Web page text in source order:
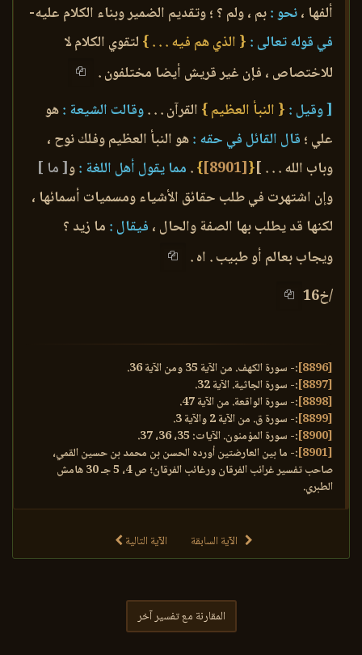
ألفها ،نحو :بم ، ولم ؟ ؛ وتقديم الضمير وبناء الكلام عليه-
في قوله تعالى : { الذي هم فيه . . . } لتقوي الكلام لا
للاختصاص ، فإن غير قريش أيضا مختلفون .
[ وقيل : { النبأ العظيم } القرآن . . .وقالت الشيعة :هو
علي ؛ قال القائل في حقه :هو النبأ العظيم وفلك نوح ،
وباب الله . . . ]{
[8901]
}
. مما يقول أهل اللغة :و[ ما ]
وإن اشتهرت في طلب حقائق الأشياء ومسميات أسمائها ،
لكنها قد يطلب بها الصفة والحال ، فيقال : ما زيد ؟
ويجاب بعالم أو طبيب . اه .
/خ16
[8896]
:- سورة الكهف. من الآية 35 ومن الآية 36.
[8897]
:- سورة الجاثية. الآية 32.
[8898]
:- سورة الواقعة. من الآية 47.
[8899]
:- سورة ق. من الآية 2 والآية 3.
[8900]
:- سورة المؤمنون. الآيات: 35، 36، 37.
[8901]
:- ما بين العارضتين أورده الحسن بن محمد بن حسين القمي،
صاحب تفسير غرائب الفرقان ورغائب الفرقان؛ ص 4، 5 جـ 30 هامش
الطبري.
الآية السابقة الآية التالية
المقارنة مع تفسير آخر